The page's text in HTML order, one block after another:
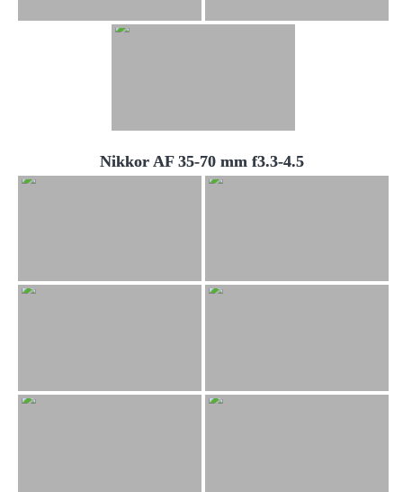
Nikkor AF 35-70 mm f3.3-4.5